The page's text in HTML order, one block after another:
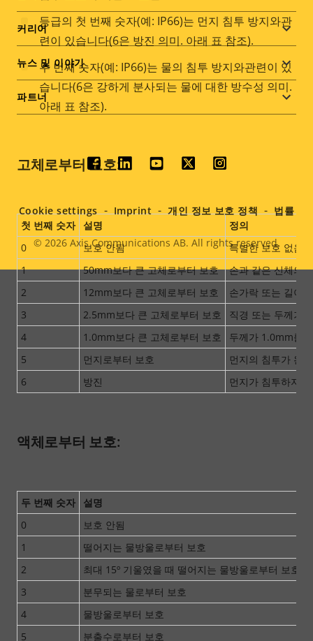
등급의 첫 번째 숫자(예: IP66)는 먼지 침투 방지와관
련이 있습니다(6은 방진 의미. 아래 표 참조).
두 번째 숫자(예: IP66)는 물의 침투 방지와관련이 있
습니다(6은 강하게 분사되는 물에 대한 방수성 의미.
아래 표 참조).
고체로부터 보호:
첫 번째 숫자 설명
정의
0
보호 안됨
특별한 보호 없음
1
50mm보다 큰 고체로부터 보호
손과 같은 신체의
2
12mm보다 큰 고체로부터 보호
손가락 또는 길이
3
2.5mm보다 큰 고체로부터 보호
직경 또는 두께가
4
1.0mm보다 큰 고체로부터 보호
두께가 1.0mm를
5
먼지로부터 보호
먼지의 침투가 완
6
방진 먼지가 침투하지
액체로부터 보호:
두 번째 숫자 설명
0
보호 안됨
1
떨어지는 물방울로부터 보호
2
최대 15º 기울였을 때 떨어지는 물방울로부터 보호
3
분무되는 물로부터 보호
4
물방울로부터 보호
5
분출수로부터 보호
커리어
뉴스 및 이야기
파트너
Social
menu
Legal
menu
© 2026Axis Communications AB. All rights reserved.
Cookie settings Imprint 개인 정보 보호 정책 법률